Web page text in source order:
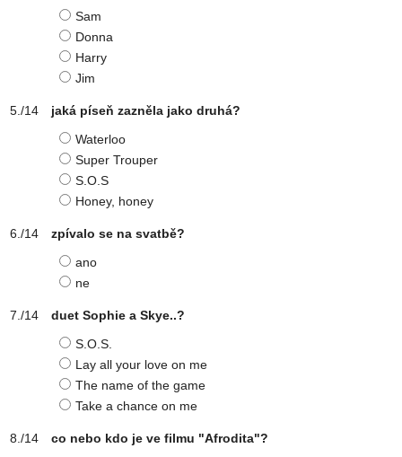
Sam
Donna
Harry
Jim
jaká píseň zazněla jako druhá?
Waterloo
Super Trouper
S.O.S
Honey, honey
zpívalo se na svatbě?
ano
ne
duet Sophie a Skye..?
S.O.S.
Lay all your love on me
The name of the game
Take a chance on me
co nebo kdo je ve filmu "Afrodita"?